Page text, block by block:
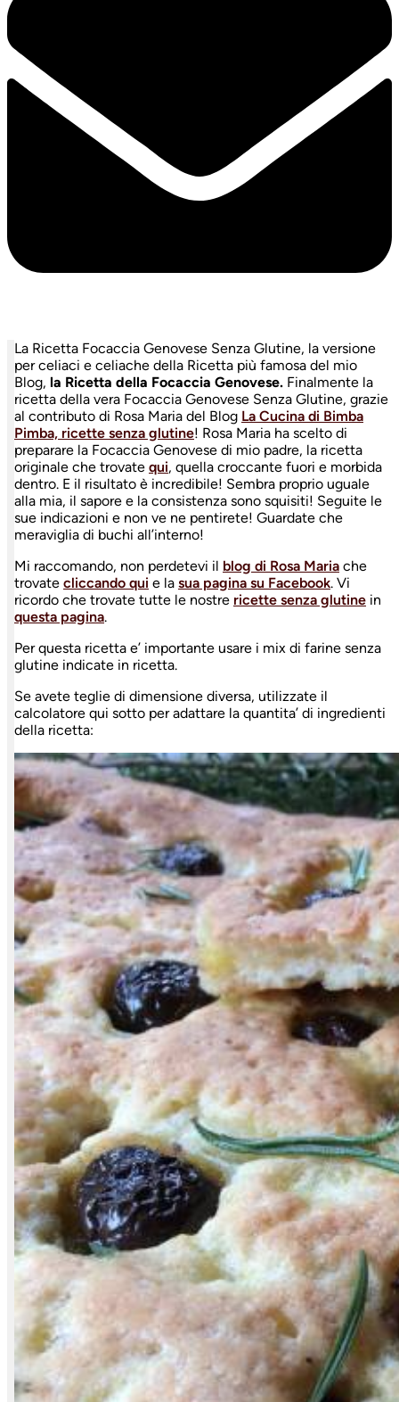
La Ricetta Focaccia Genovese Senza Glutine, la versione
per celiaci e celiache della Ricetta più famosa del mio
Blog, la Ricetta della Focaccia Genovese. Finalmente la
ricetta della vera Focaccia Genovese Senza Glutine, grazie
al contributo di Rosa Maria del Blog La Cucina di Bimba
Pimba, ricette senza glutine! Rosa Maria ha scelto di
preparare la Focaccia Genovese di mio padre, la ricetta
originale che trovate qui, quella croccante fuori e morbida
dentro. E il risultato è incredibile! Sembra proprio uguale
alla mia, il sapore e la consistenza sono squisiti! Seguite le
sue indicazioni e non ve ne pentirete! Guardate che
meraviglia di buchi all’interno!
Mi raccomando, non perdetevi il blog di Rosa Maria che
trovate cliccando qui e la sua pagina su Facebook. Vi
ricordo che trovate tutte le nostre ricette senza glutine in
questa pagina.
Per questa ricetta e’ importante usare i mix di farine senza
glutine indicate in ricetta.
Se avete teglie di dimensione diversa, utilizzate il
calcolatore qui sotto per adattare la quantita’ di ingredienti
della ricetta: